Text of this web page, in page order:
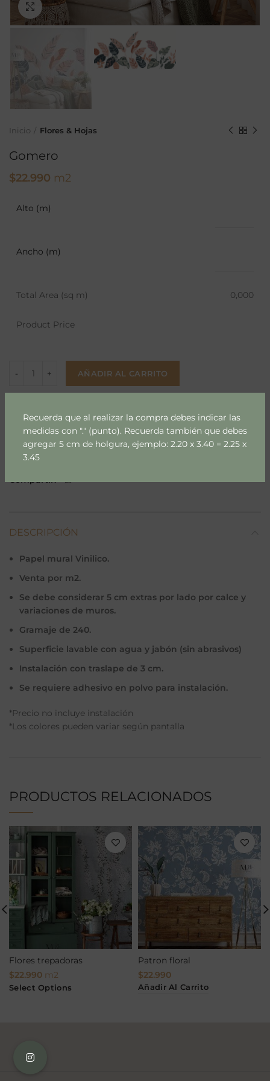
Recuerda que al realizar la compra debes indicar las
medidas con "." (punto). Recuerda también que debes
agregar 5 cm de holgura, ejemplo: 2.20 x 3.40 = 2.25 x
3.45
Ampliar
Inicio Flores & Hojas
Gomero
$22.990 m2
Alto (m)
Ancho (m)
Total Area (sq m) 0,000
Product Price
AÑADIR AL CARRITO
Categoría:
Compartir
DESCRIPCIÓN
Papel mural Vinilico.
Venta por m2.
Se debe considerar 5 cm extras por lado por calce y
variaciones de muros.
Gramaje de 240.
Superficie lavable con agua y jabón (sin abrasivos)
Instalación con traslape de 3 cm.
Se requiere adhesivo en polvo para instalación.
*Precio no incluye instalación
*Los colores pueden variar según pantalla
PRODUCTOS RELACIONADOS
Flores trepadoras
$22.990 m2
Select Options
Patron floral
$22.990
Añadir Al Carrito